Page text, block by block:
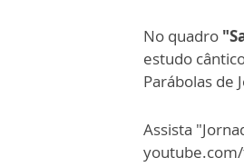
No quadro
estudo
Parábolas de
Assista